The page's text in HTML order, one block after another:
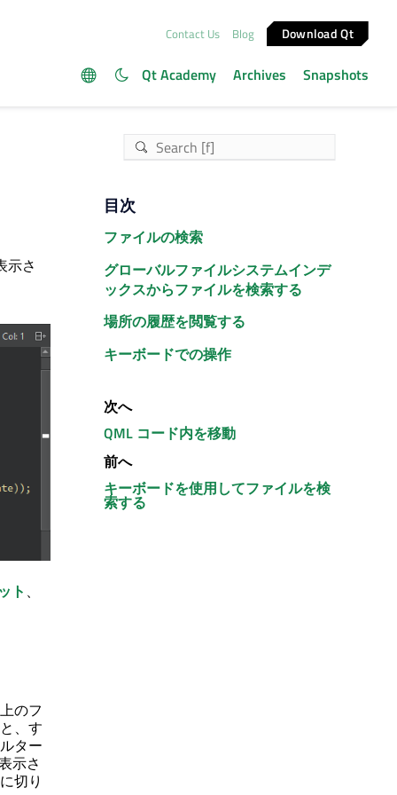
Contact Us Blog Download Qt
Qt Academy Archives Snapshots
示さ
ト 、
のフ
、す
ター
示さ
切り
目次
ファイルの検索
グローバルファイルシステムインデ
ックスからファイルを検索する
場所の履歴を閲覧する
キーボードでの操作
次へ
QML コード内を移動
前へ
キーボードを使用してファイルを検
索する